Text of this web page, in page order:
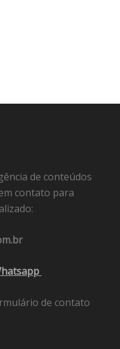
de conteúdos
contato para
de contato